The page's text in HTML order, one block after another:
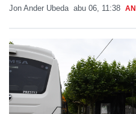
Jon Ander Ubeda abu 06, 11:38